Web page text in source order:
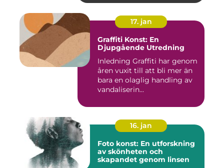
17. jan
Graffiti Konst: En
Djupgående Utredning
Inledning Graffiti har genom
åren vuxit till att bli mer än
bara en olaglig handling av
vandaliserin...
16. jan
Foto konst: En utforskning
av skönheten och
skapandet genom linsen